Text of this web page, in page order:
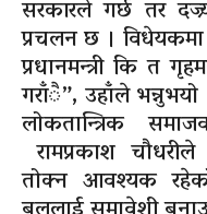
सरकारले गर्छ तर
प्रचलन छ ।
प्रधानमन्त्री कि त
गराँै”, उहाँले भन्नुभयो
लोकतान्त्रिक
रामप्रकाश चौधरीले
तोक्न आवश्यक